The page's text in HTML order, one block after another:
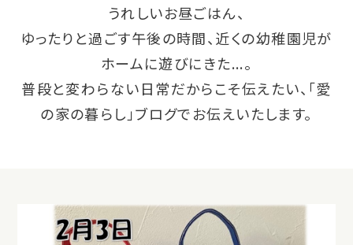
うれしいお昼ごはん、
ゆったりと過ごす午後の時間、近くの幼稚園児が
ホームに遊びにきた...。
普段と変わらない日常だからこそ伝えたい、「愛
の家の暮らし」ブログでお伝えいたします。